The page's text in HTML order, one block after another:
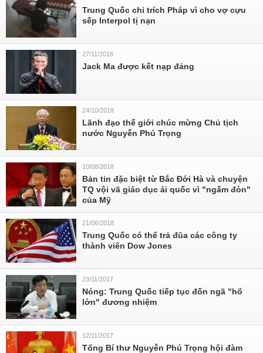
Trung Quốc chỉ trích Pháp vì cho vợ cựu
sếp Interpol tị nạn
27/11/2018
Jack Ma được kết nạp đảng
24/10/2018
Lãnh đạo thế giới chúc mừng Chủ tịch
nước Nguyễn Phú Trọng
10/08/2018
Bản tin đặc biệt từ Bắc Đới Hà và chuyện
TQ vội vã giáo dục ái quốc vì "ngấm đòn"
của Mỹ
21/06/2018
Trung Quốc có thể trả đũa các công ty
thành viên Dow Jones
23/11/2017
Nóng: Trung Quốc tiếp tục đốn ngã "hổ
lớn" đương nhiệm
12/11/2017
Tổng Bí thư Nguyễn Phú Trọng hội đàm